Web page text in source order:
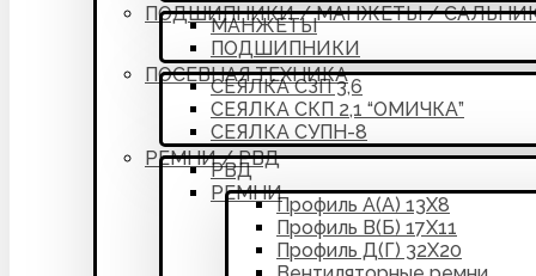
ПОДШИПНИКИ / МАНЖЕТЫ /
МАНЖЕТЫ
ПОДШИПНИКИ
ПОСЕВНАЯ ТЕХНИКА
СЕЯЛКА СЗП 3,6
СЕЯЛКА СКП 2,1 “ОМИЧКА”
СЕЯЛКА СУПН-8
РЕМНИ / РВД
РВД
РЕМНИ
Профиль А(А) 13Х8
Профиль В(Б) 17Х11
Профиль Д(Г) 32Х20